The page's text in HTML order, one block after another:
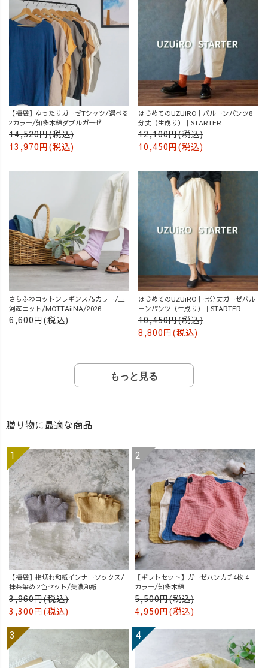
【福袋】ゆったりガーゼTシャツ/選べる
2カラー/知多木綿ダブルガーゼ
14,520円(税込)
13,970円(税込)
はじめてのUZUiRO｜バルーンパンツ8
分丈（生成り）｜STARTER
12,100円(税込)
10,450円(税込)
さらふわコットンレギンス/5カラー/三
河産ニット/MOTTAiiNA/2026
6,600円(税込)
はじめてのUZUiRO｜七分丈ガーゼバル
ーンパンツ（生成り）｜STARTER
10,450円(税込)
8,800円(税込)
もっと見る
贈り物に最適な商品
【福袋】指切れ和紙インナーソックス/
抹茶染め 2色セット/美濃和紙
3,960円(税込)
3,300円(税込)
【ギフトセット】ガーゼハンカチ4枚 4
カラー/知多木綿
5,500円(税込)
4,950円(税込)